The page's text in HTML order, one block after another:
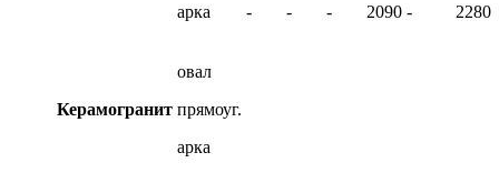
арка
-
-
-
2090 -
2280
Керамогранит
овал
прямоуг.
арка